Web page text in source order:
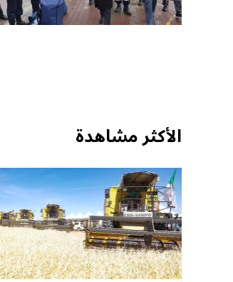
الأكثر مشاهدة